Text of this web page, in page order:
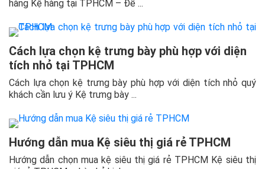
hàng Kệ hàng tại TPHCM – Để ...
Cách lựa chọn kệ trưng bày phù hợp với diện
tích nhỏ tại TPHCM
Cách lựa chọn kệ trưng bày phù hợp với diện tích nhỏ quý
khách cần lưu ý Kệ trưng bày ...
Hướng dẫn mua Kệ siêu thị giá rẻ TPHCM
Hướng dẫn chọn mua kệ siêu thị giá rẻ TPHCM Kệ siêu thị